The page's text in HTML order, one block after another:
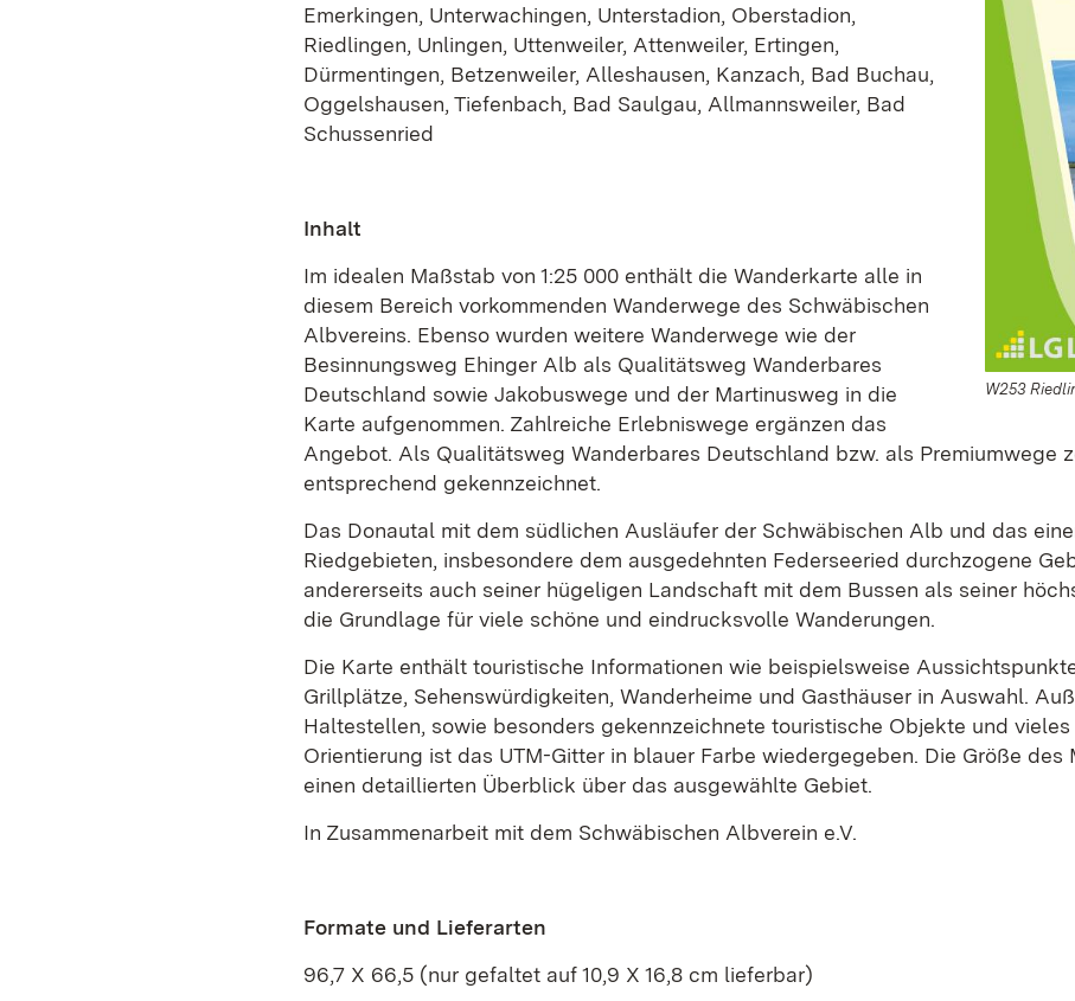
W253
Emerkingen, Unterwachingen, Unterstadion, Oberstadion,
Riedlingen, Unlingen, Uttenweiler, Attenweiler, Ertingen,
Dürmentingen, Betzenweiler, Alleshausen, Kanzach, Bad Buchau,
Oggelshausen, Tiefenbach, Bad Saulgau, Allmannsweiler, Bad
Schussenried
Inhalt
Im idealen Maßstab von 1:25 000 enthält die Wanderkarte alle in
diesem Bereich vorkommenden Wanderwege des Schwäbischen
Albvereins. Ebenso wurden weitere Wanderwege wie der
Besinnungsweg Ehinger Alb als Qualitätsweg Wanderbares
Deutschland sowie Jakobuswege und der Martinusweg in die
Karte aufgenommen. Zahlreiche Erlebniswege ergänzen das
Angebot. Als Qualitätsweg Wanderbares Deutschland bzw. als Premiumwege
entsprechend gekennzeichnet.
Das Donautal mit dem südlichen Ausläufer der Schwäbischen Alb und das
Riedgebieten, insbesondere dem ausgedehnten Federseeried durchzogene
andererseits auch seiner hügeligen Landschaft mit dem Bussen als seiner
die Grundlage für viele schöne und eindrucksvolle Wanderungen.
Die Karte enthält touristische Informationen wie beispielsweise
Grillplätze, Sehenswürdigkeiten, Wanderheime und Gasthäuser in Auswahl.
Haltestellen, sowie besonders gekennzeichnete touristische Objekte und vieles
Orientierung ist das UTM-Gitter in blauer Farbe wiedergegeben. Die Größe
einen detaillierten Überblick über das ausgewählte Gebiet.
In Zusammenarbeit mit dem Schwäbischen Albverein e.V.
Formate und Lieferarten
96,7 X 66,5 (nur gefaltet auf 10,9 X 16,8 cm lieferbar)